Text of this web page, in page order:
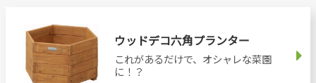
ウッドデコ六角プランター
これがあるだけで、オシャレな菜園
に！？